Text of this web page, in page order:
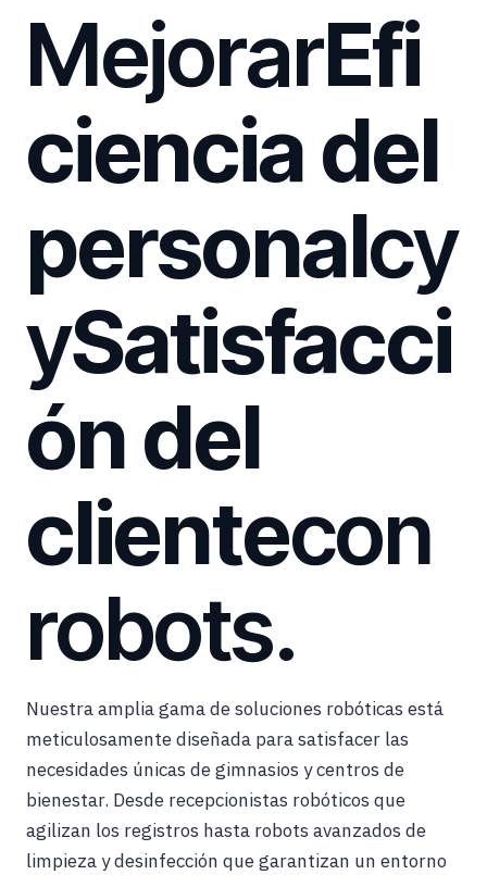
MejorarEfi
ciencia del
personalcy
ySatisfacci
ón del
clientecon
robots.
Nuestra amplia gama de soluciones robóticas está
meticulosamente diseñada para satisfacer las
necesidades únicas de gimnasios y centros de
bienestar. Desde recepcionistas robóticos que
agilizan los registros hasta robots avanzados de
limpieza y desinfección que garantizan un entorno